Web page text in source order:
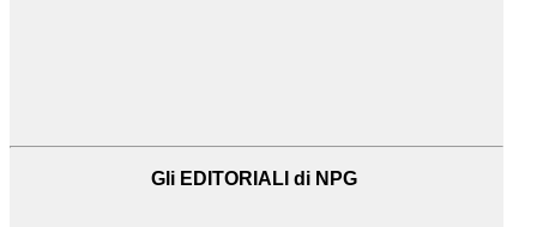
Gli EDITORIALI di NPG